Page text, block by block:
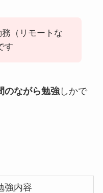
（リモートな
す
のながら勉強しかで
強内容